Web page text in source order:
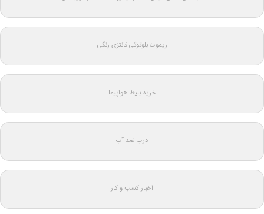
ریموت بلوتوثی فانتزی رنگی
خرید بلیط هواپیما
درب ضد آب
اخبار کسب و کار